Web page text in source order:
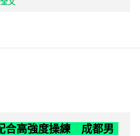
合高強度操練 成都男